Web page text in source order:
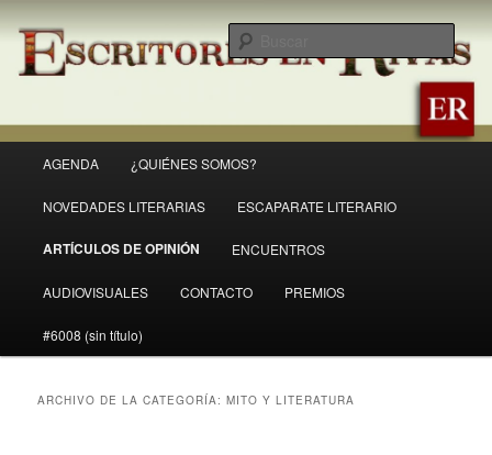
Ir
al
contenido
principal
Ir
al
contenido
secundario
Revista Escritores en Rivas
principal
AGENDA ¿QUIÉNES SOMOS?
NOVEDADES LITERARIAS ESCAPARATE LITERARIO
ARTÍCULOS DE OPINIÓN ENCUENTROS
AUDIOVISUALES CONTACTO PREMIOS
#6008 (sin título)
ARCHIVO DE LA CATEGORÍA:MITO Y LITERATURA